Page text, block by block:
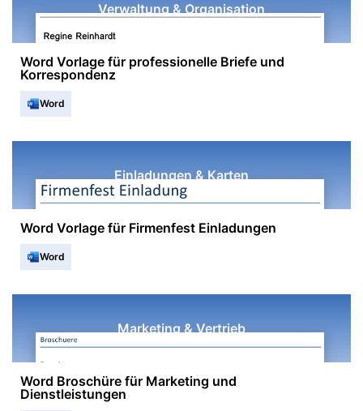
Verwaltung & Organisation
Word Vorlage für professionelle Briefe und
Korrespondenz
Word
Einladungen & Karten
Word Vorlage für Firmenfest Einladungen
Word
Marketing & Vertrieb
Word Broschüre für Marketing und
Dienstleistungen